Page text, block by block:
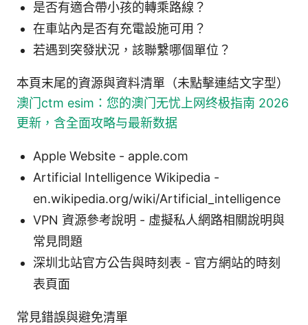
是否有適合帶小孩的轉乘路線？
在車站內是否有充電設施可用？
若遇到突發狀況，該聯繫哪個單位？
本頁末尾的資源與資料清單（未點擊連結文字型）
澳门ctm esim：您的澳门无忧上网终极指南 2026
更新，含全面攻略与最新数据
Apple Website - apple.com
Artificial Intelligence Wikipedia -
en.wikipedia.org/wiki/Artificial_intelligence
VPN 資源參考說明 - 虛擬私人網路相關說明與
常見問題
深圳北站官方公告與時刻表 - 官方網站的時刻
表頁面
常見錯誤與避免清單